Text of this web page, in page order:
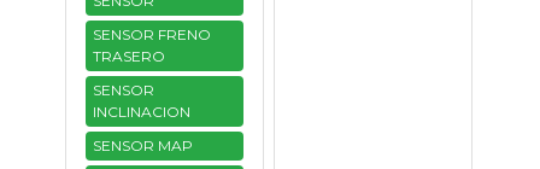
SENSOR FRENO
TRASERO
SENSOR
INCLINACION
SENSOR MAP